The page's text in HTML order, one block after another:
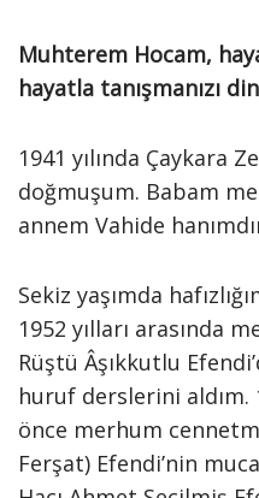
Muhterem Hocam,
hayatla tanışmanızı
1941 yılında Çaykara
doğmuşum. Babam
annem Vahide
Sekiz yaşımda
1952 yılları arasında
Rüştü Âşıkkutlu
huruf derslerini aldım.
önce merhum
Ferşat) Efendi’nin